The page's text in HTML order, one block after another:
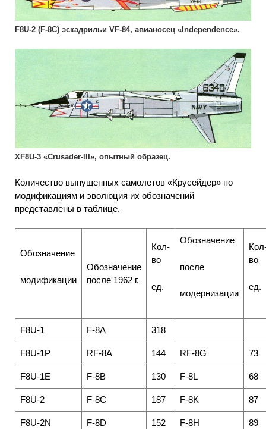
F8U-2 (F-8C) эскадрильи VF-84, авианосец «Independence».
XF8U-3 «Crusader-III», опытный образец.
Количество выпущенных самолетов «Крусейдер» по
модификациям и эволюция их обозначений
представлены в таблице.
Обозначение
модификации
Обозначение
после 1962 г.
Кол-
во
ед.
Обозначение
после
модернизации
во
ед.
F8U-1 F-8A 318
F8U-1P RF-8A 144 RF-8G 73
F8U-1E F-8B 130 F-8L 68
F8U-2 F-8C 187 F-8K 87
F8U-2N F-8D 152 F-8H 89